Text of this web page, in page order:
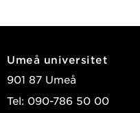
Umeå universitet
901 87 Umeå
Tel: 090-786 50 00